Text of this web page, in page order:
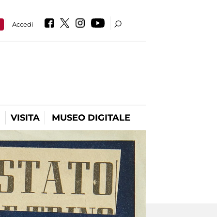
Accedi
VISITA MUSEO DIGITALE